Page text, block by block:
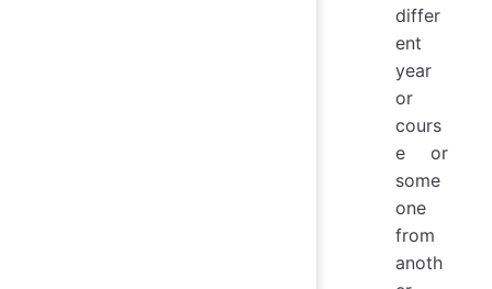
differ
ent
year
or
cours
e or
some
one
from
anoth